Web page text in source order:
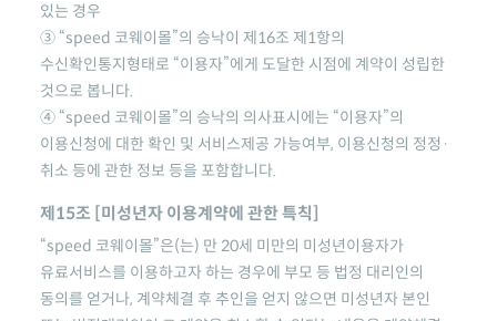
있는 경우
③ “speed 코웨이몰”의 승낙이 제16조 제1항의
수신확인통지형태로 “이용자”에게 도달한 시점에 계약이 성립한
것으로 봅니다.
④ “speed 코웨이몰”의 승낙의 의사표시에는 “이용자”의
이용신청에 대한 확인 및 서비스제공 가능여부, 이용신청의 정정·
취소 등에 관한 정보 등을 포함합니다.
제15조 [미성년자 이용계약에 관한 특칙]
“speed 코웨이몰”은(는) 만 20세 미만의 미성년이용자가
유료서비스를 이용하고자 하는 경우에 부모 등 법정 대리인의
동의를 얻거나, 계약체결 후 추인을 얻지 않으면 미성년자 본인